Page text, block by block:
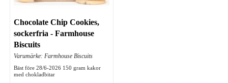
Chocolate Chip Cookies,
sockerfria - Farmhouse
Biscuits
Varumärke: Farmhouse Biscuits
Bäst före 28/6-2026 150 gram kakor
med chokladbitar